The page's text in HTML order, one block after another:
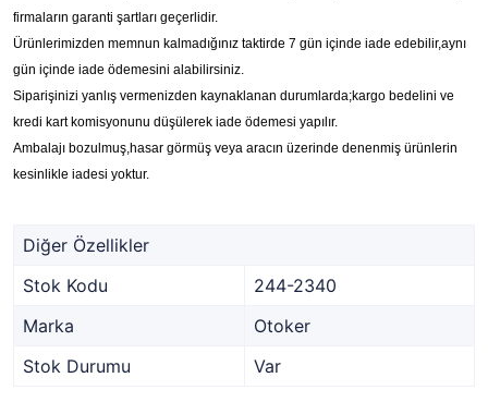
firmaların garanti şartları geçerlidir.
Ürünlerimizden memnun kalmadığınız taktirde 7 gün içinde iade edebilir,aynı
gün içinde iade ödemesini alabilirsiniz.
Siparişinizi yanlış vermenizden kaynaklanan durumlarda;kargo bedelini ve
kredi kart komisyonunu düşülerek iade ödemesi yapılır.
Ambalajı bozulmuş,hasar görmüş veya aracın üzerinde denenmiş ürünlerin
kesinlikle iadesi yoktur.
Diğer Özellikler
Stok Kodu
244-2340
Marka
Otoker
Stok Durumu
Var